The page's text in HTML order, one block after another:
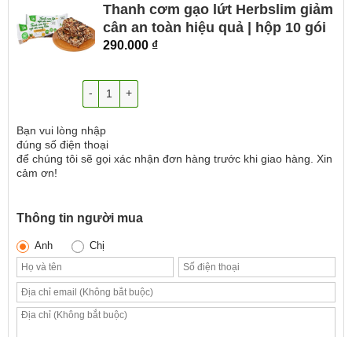
Thanh cơm gạo lứt Herbslim giảm
cân an toàn hiệu quả | hộp 10 gói
290.000 ₫
Bạn vui lòng nhập
đúng số điện thoại
để chúng tôi sẽ gọi xác nhận đơn hàng trước khi giao hàng. Xin
cảm ơn!
Thông tin người mua
Anh Chị